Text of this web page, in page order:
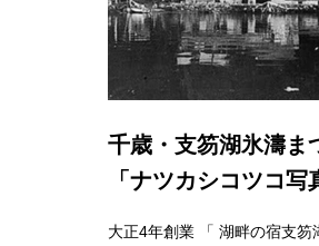
千歳・支笏湖氷濤ま
「ナツカシコツコ写
大正4年創業 「 湖畔の宿支